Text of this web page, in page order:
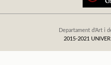
Departament d'Art i
2015-2021